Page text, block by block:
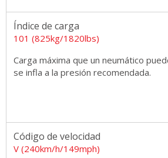
Índice de carga
101 (825kg/1820lbs)
Carga máxima que un neumático
se infla a la presión recomendada.
Código de velocidad
V (240km/h/149mph)